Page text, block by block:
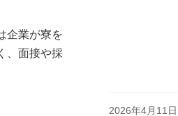
企業が寮を
、面接や採
2026年4月11日